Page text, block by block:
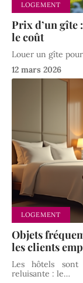
LOGEMENT
Prix d’un gîte
le coût
Louer un gîte
12 mars 2026
LOGEMENT
Objets
les clients
Les hôtels
reluisante : le…